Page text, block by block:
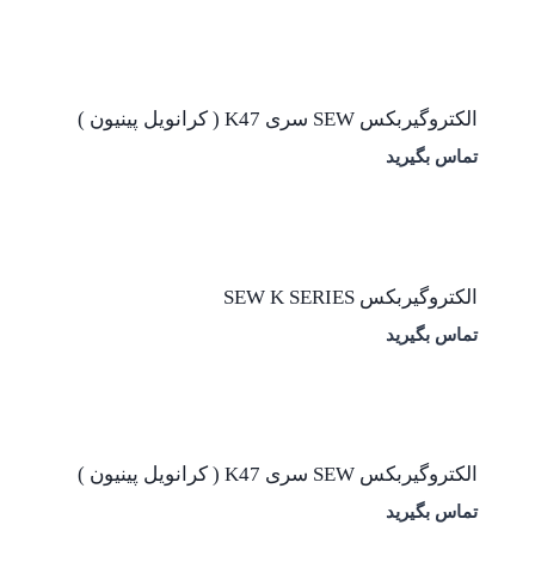
الکتروگیربکس SEW سری K47 ( کرانویل پینیون )
تماس بگیرید
الکتروگیربکس SEW K SERIES
تماس بگیرید
الکتروگیربکس SEW سری K47 ( کرانویل پینیون )
تماس بگیرید